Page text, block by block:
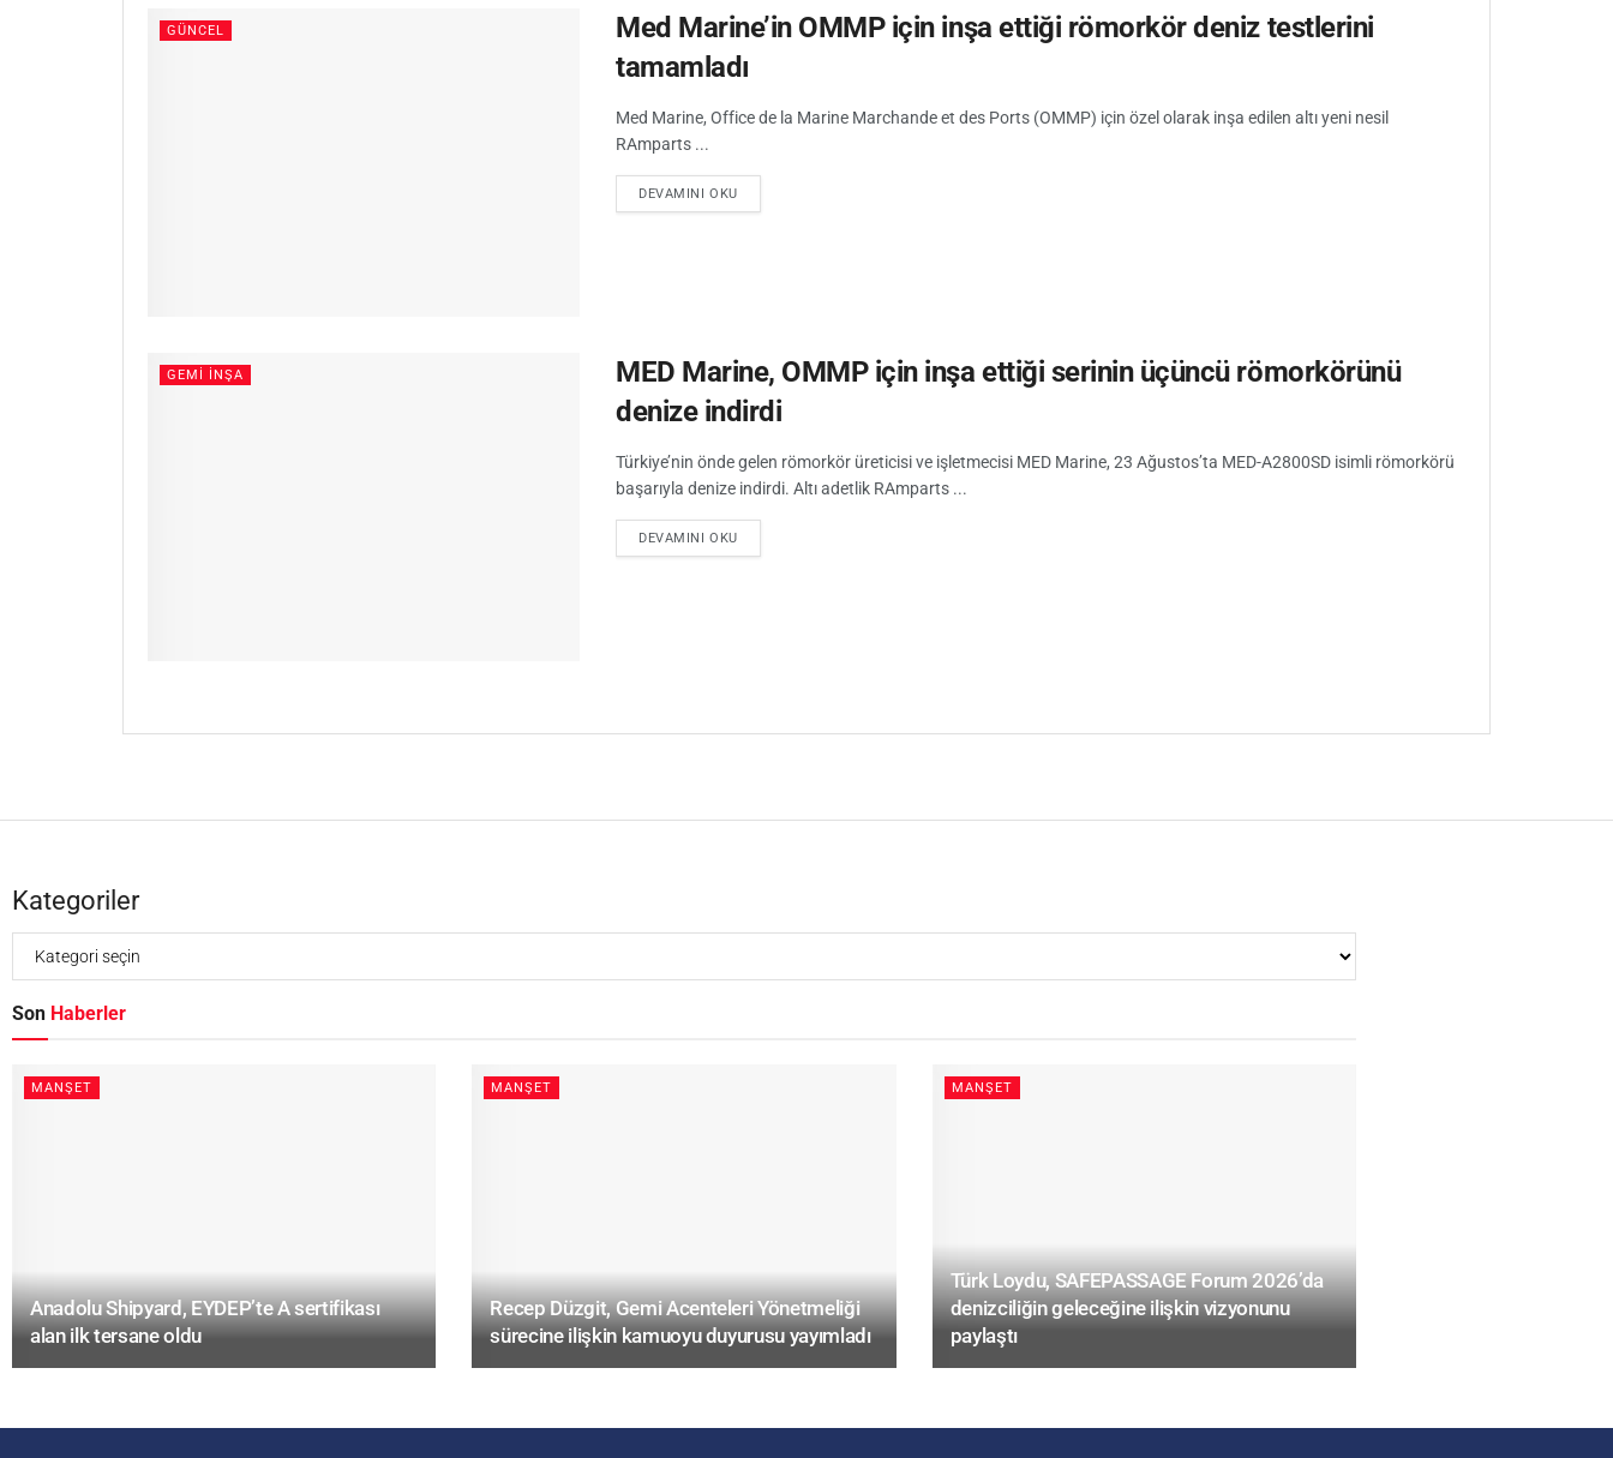
GÜNCEL
Med Marine’in OMMP için inşa ettiği römorkör deniz testlerini
tamamladı
Med Marine, Office de la Marine Marchande et des Ports (OMMP) için özel olarak inşa edilen altı yeni nesil
RAmparts ...
DEVAMINI OKU
GEMI İNŞA
MED Marine, OMMP için inşa ettiği serinin üçüncü römorkörünü
denize indirdi
Türkiye’nin önde gelen römorkör üreticisi ve işletmecisi MED Marine, 23 Ağustos’ta MED-A2800SD isimli römorkörü
başarıyla denize indirdi. Altı adetlik RAmparts ...
DEVAMINI OKU
Kategoriler
Son Haberler
MANŞET
Anadolu Shipyard, EYDEP’te A sertifikası
alan ilk tersane oldu
MANŞET
Recep Düzgit, Gemi Acenteleri Yönetmeliği
sürecine ilişkin kamuoyu duyurusu yayımladı
MANŞET
Türk Loydu, SAFEPASSAGE Forum 2026’da
denizciliğin geleceğine ilişkin vizyonunu
paylaştı